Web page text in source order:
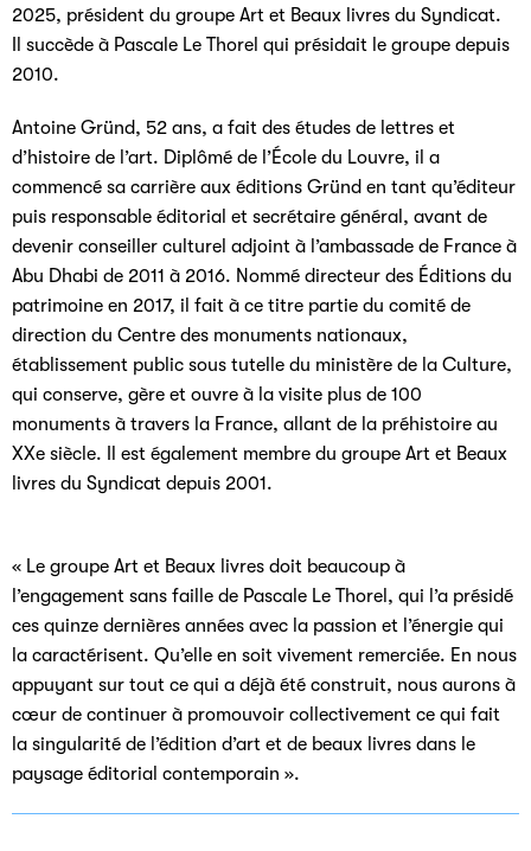
2025, président du groupe Art et Beaux livres du Syndicat.
Il succède à Pascale Le Thorel qui présidait le groupe depuis
2010.
Antoine Gründ, 52 ans, a fait des études de lettres et
d’histoire de l’art. Diplômé de l’École du Louvre, il a
commencé sa carrière aux éditions Gründ en tant qu’éditeur
puis responsable éditorial et secrétaire général, avant de
devenir conseiller culturel adjoint à l’ambassade de France à
Abu Dhabi de 2011 à 2016. Nommé directeur des Éditions du
patrimoine en 2017, il fait à ce titre partie du comité de
direction du Centre des monuments nationaux,
établissement public sous tutelle du ministère de la Culture,
qui conserve, gère et ouvre à la visite plus de 100
monuments à travers la France, allant de la préhistoire au
XXe siècle. Il est également membre du groupe Art et Beaux
livres du Syndicat depuis 2001.
« Le groupe Art et Beaux livres doit beaucoup à
l’engagement sans faille de Pascale Le Thorel, qui l’a présidé
ces quinze dernières années avec la passion et l’énergie qui
la caractérisent. Qu’elle en soit vivement remerciée. En nous
appuyant sur tout ce qui a déjà été construit, nous aurons à
cœur de continuer à promouvoir collectivement ce qui fait
la singularité de l’édition d’art et de beaux livres dans le
paysage éditorial contemporain ».